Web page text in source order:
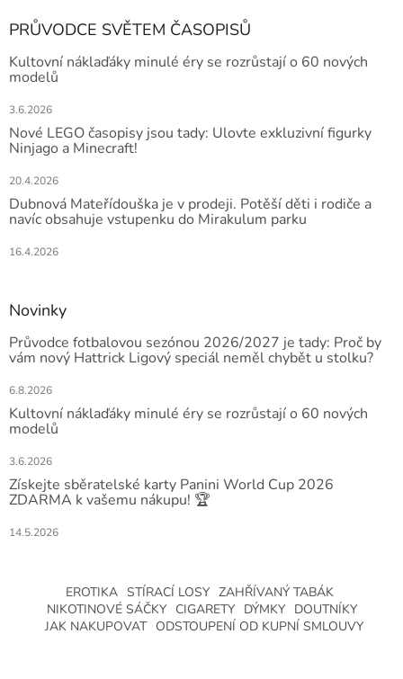
PRŮVODCE SVĚTEM ČASOPISŮ
Kultovní náklaďáky minulé éry se rozrůstají o 60 nových
modelů
3.6.2026
Nové LEGO časopisy jsou tady: Ulovte exkluzivní figurky
Ninjago a Minecraft!
20.4.2026
Dubnová Mateřídouška je v prodeji. Potěší děti i rodiče a
navíc obsahuje vstupenku do Mirakulum parku
16.4.2026
Novinky
Průvodce fotbalovou sezónou 2026/2027 je tady: Proč by
vám nový Hattrick Ligový speciál neměl chybět u stolku?
6.8.2026
Kultovní náklaďáky minulé éry se rozrůstají o 60 nových
modelů
3.6.2026
Získejte sběratelské karty Panini World Cup 2026
ZDARMA k vašemu nákupu! 🏆
14.5.2026
EROTIKA STÍRACÍ LOSY ZAHŘÍVANÝ TABÁK
NIKOTINOVÉ SÁČKY
CIGARETY DÝMKY
DOUTNÍKY
JAK NAKUPOVAT
ODSTOUPENÍ OD KUPNÍ SMLOUVY